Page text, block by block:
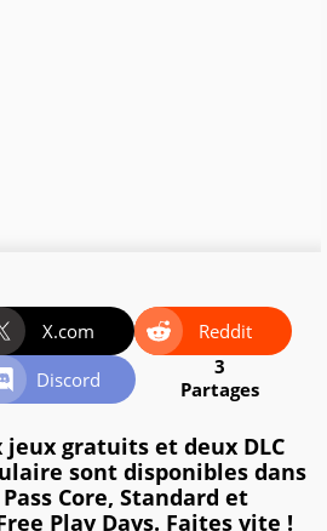
X.com
Reddit
Discord
3
Partages
gratuits et deux DLC
sont disponibles dans
Core, Standard et
Play Days. Faites vite !